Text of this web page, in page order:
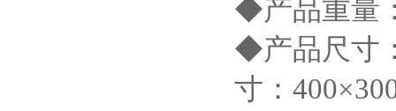
◆产品重量
◆产品尺寸
寸：